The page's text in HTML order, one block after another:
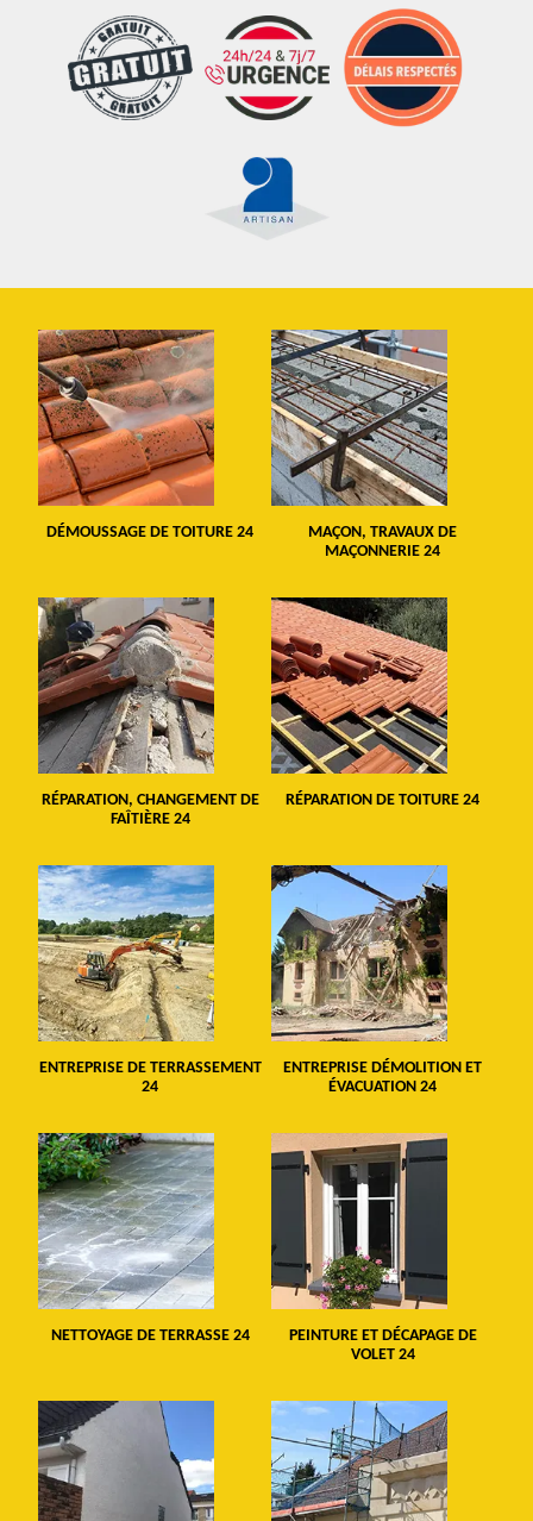
DÉMOUSSAGE DE TOITURE 24
MAÇON, TRAVAUX DE
MAÇONNERIE 24
RÉPARATION, CHANGEMENT DE
FAÎTIÈRE 24
RÉPARATION DE TOITURE 24
ENTREPRISE DE TERRASSEMENT
24
ENTREPRISE DÉMOLITION ET
ÉVACUATION 24
NETTOYAGE DE TERRASSE 24
PEINTURE ET DÉCAPAGE DE
VOLET 24